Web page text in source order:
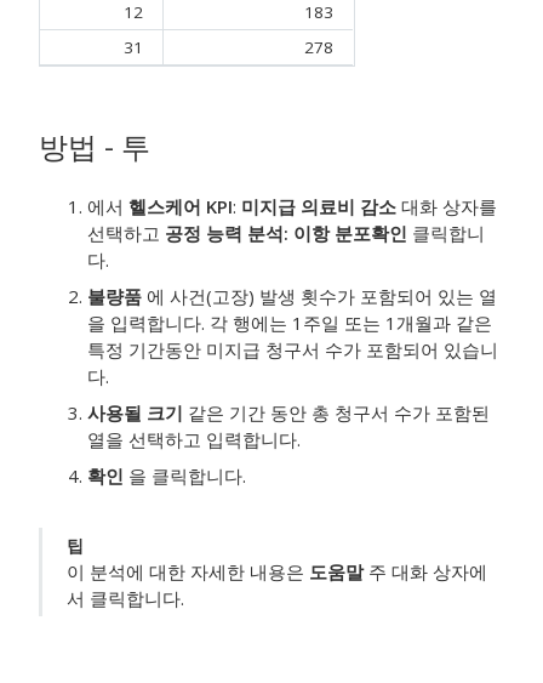
12
183
31
278
방법 - 투
에서 헬스케어 KPI: 미지급 의료비 감소 대화 상자를
선택하고 공정 능력 분석: 이항 분포확인 클릭합니
다.
불량품 에 사건(고장) 발생 횟수가 포함되어 있는 열
을 입력합니다. 각 행에는 1주일 또는 1개월과 같은
특정 기간동안 미지급 청구서 수가 포함되어 있습니
다.
사용될 크기 같은 기간 동안 총 청구서 수가 포함된
열을 선택하고 입력합니다.
확인 을 클릭합니다.
팁
이 분석에 대한 자세한 내용은 도움말주 대화 상자에
서 클릭합니다.